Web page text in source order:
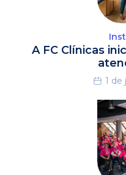
A FC Clínicas
1 de